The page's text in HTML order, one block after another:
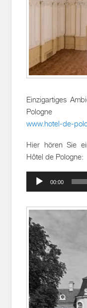
Einzigartiges
Pologne
www.hotel-de-
Hier hören Sie
Hôtel de Pologne:
Audio-
Player
00:00